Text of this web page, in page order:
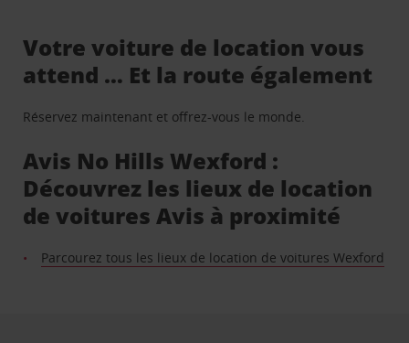
Votre voiture de location vous
attend … Et la route également
Réservez maintenant et offrez-vous le monde.
Avis No Hills Wexford :
Découvrez les lieux de location
de voitures Avis à proximité
Parcourez tous les lieux de location de voitures Wexford